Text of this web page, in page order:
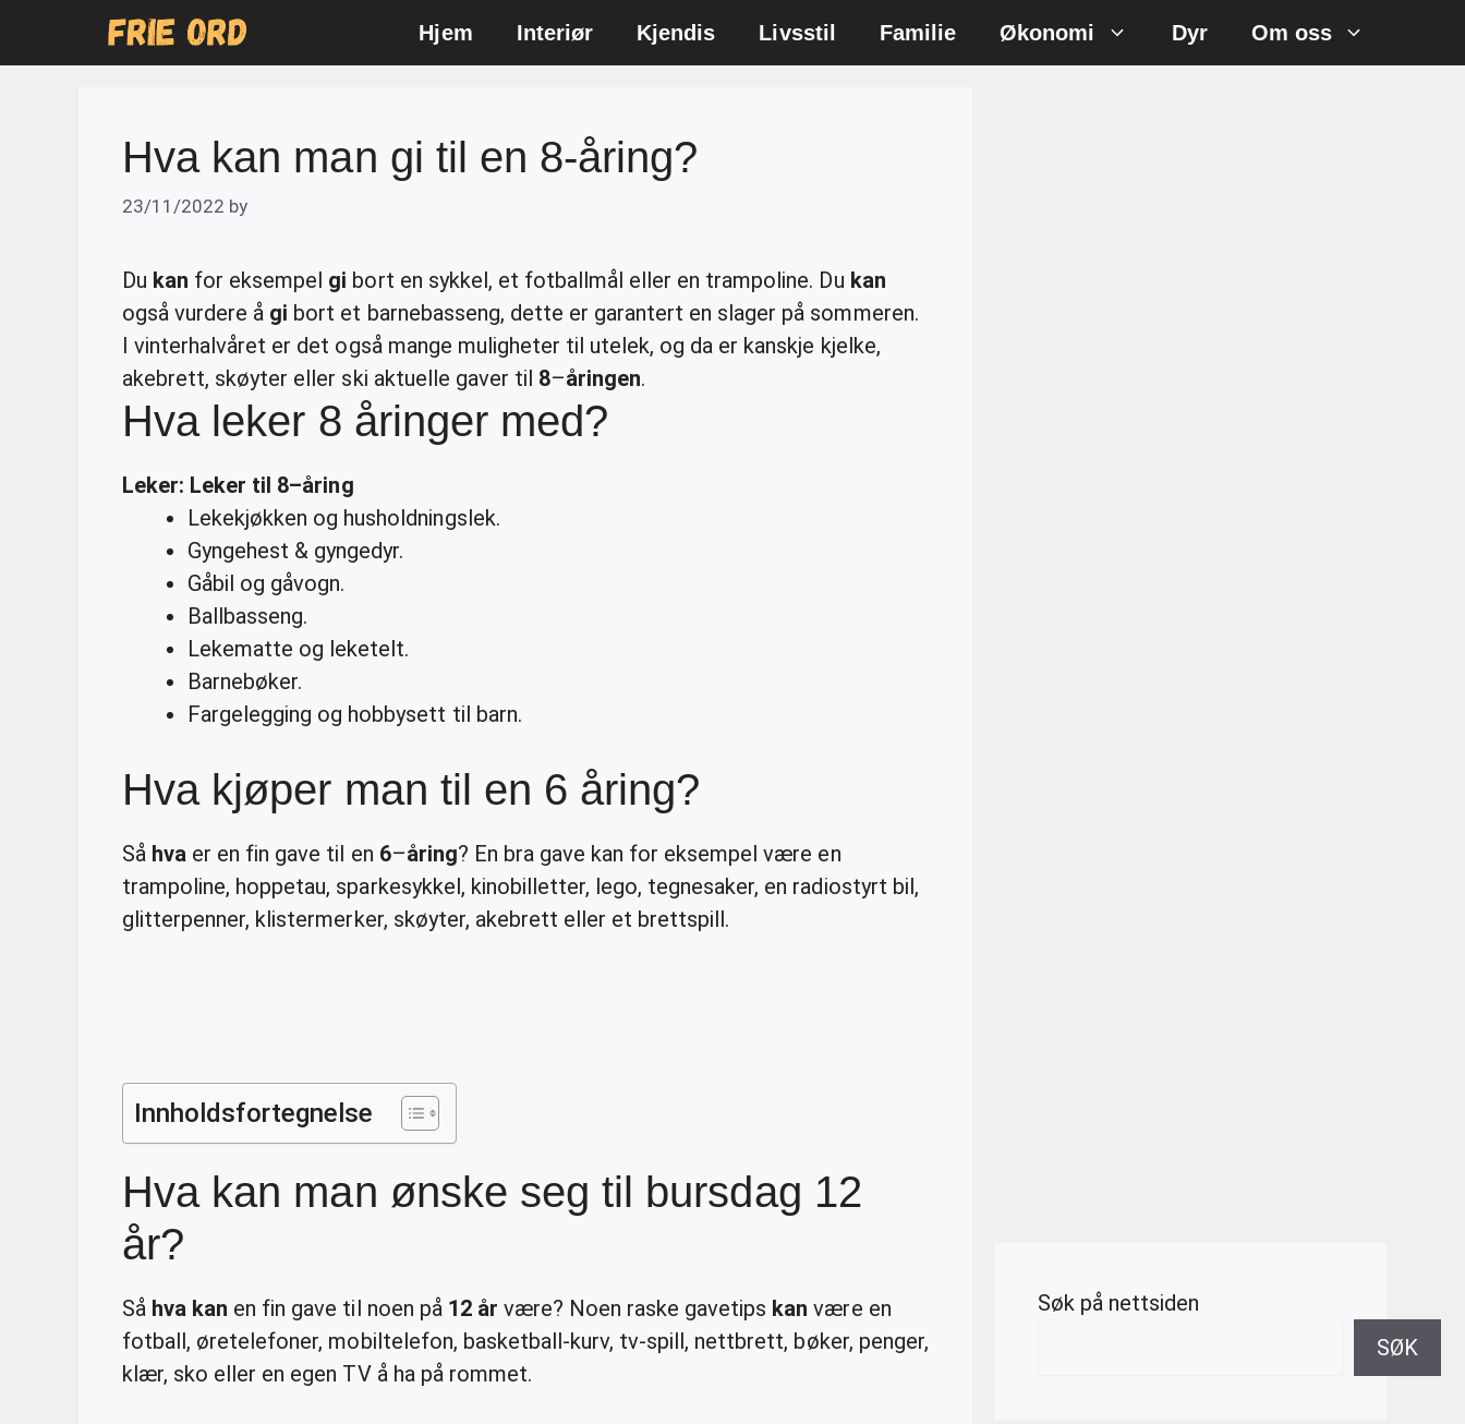
Hjem Interiør Kjendis Livsstil Familie Økonomi Dyr Om oss
Hva kan man gi til en 8-åring?
23/11/2022 by
Du kan for eksempel gi bort en sykkel, et fotballmål eller en trampoline. Du kan
også vurdere å gi bort et barnebasseng, dette er garantert en slager på sommeren.
I vinterhalvåret er det også mange muligheter til utelek, og da er kanskje kjelke,
akebrett, skøyter eller ski aktuelle gaver til 8–åringen.
Hva leker 8 åringer med?
Leker: Leker til 8–åring
Lekekjøkken og husholdningslek.
Gyngehest & gyngedyr.
Gåbil og gåvogn.
Ballbasseng.
Lekematte og leketelt.
Barnebøker.
Fargelegging og hobbysett til barn.
Hva kjøper man til en 6 åring?
Så hva er en fin gave til en 6–åring? En bra gave kan for eksempel være en
trampoline, hoppetau, sparkesykkel, kinobilletter, lego, tegnesaker, en radiostyrt bil,
glitterpenner, klistermerker, skøyter, akebrett eller et brettspill.
Innholdsfortegnelse
Hva kan man ønske seg til bursdag 12
år?
Så hva kan en fin gave til noen på 12 år være? Noen raske gavetips kan være en
fotball, øretelefoner, mobiltelefon, basketball-kurv, tv-spill, nettbrett, bøker, penger,
klær, sko eller en egen TV å ha på rommet.
Søk på nettsiden
SØK